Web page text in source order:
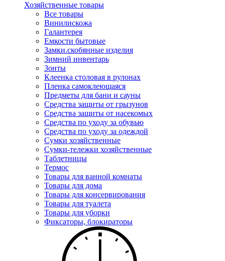
Хозяйственные товары
Все товары
Винилискожа
Галантерея
Емкости бытовые
Замки.скобянные изделия
Зимний инвентарь
Зонты
Клеенка столовая в рулонах
Пленка самоклеющаяся
Предметы для бани и сауны
Средства защиты от грызунов
Средства защиты от насекомых
Средства по уходу за обувью
Средства по уходу за одеждой
Сумки хозяйственные
Сумки-тележки хозяйственные
Таблетницы
Термос
Товары для ванной комнаты
Товары для дома
Товары для консервирования
Товары для туалета
Товары для уборки
Фиксаторы, блокираторы